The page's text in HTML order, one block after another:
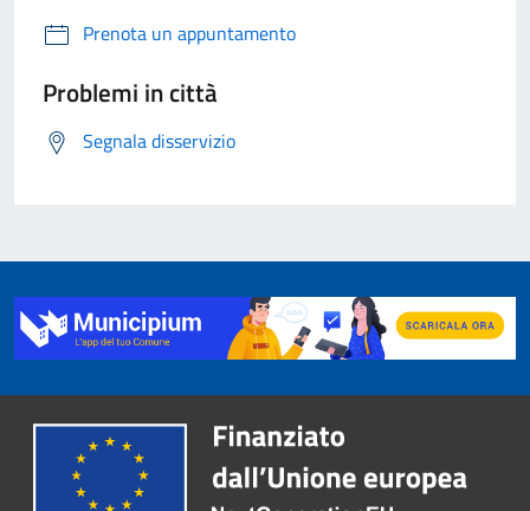
Prenota un appuntamento
Problemi in città
Segnala disservizio